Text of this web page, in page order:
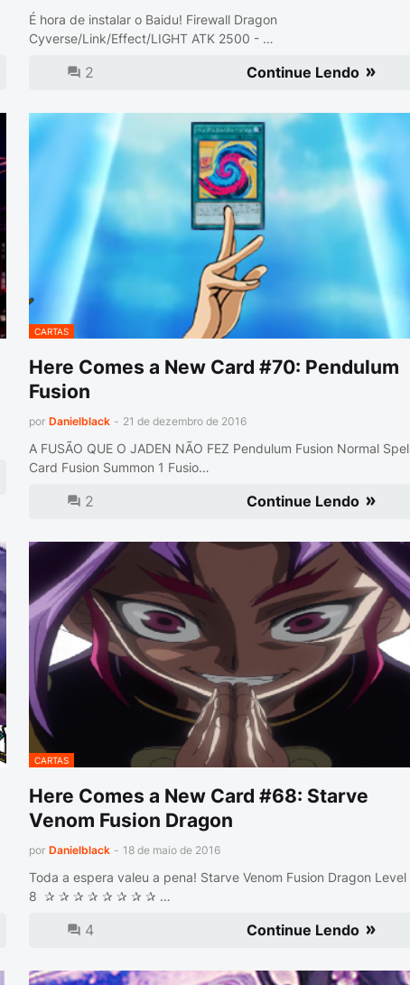
É hora de instalar o Baidu! Firewall Dragon
Cyverse/Link/Effect/LIGHT ATK 2500 - …
2 Continue Lendo
CARTAS
Here Comes a New Card #70: Pendulum
Fusion
por Danielblack - 21 de dezembro de 2016
A FUSÃO QUE O JADEN NÃO FEZ Pendulum Fusion Normal
Card Fusion Summon 1 Fusio…
2 Continue Lendo
CARTAS
Here Comes a New Card #68: Starve
Venom Fusion Dragon
por Danielblack - 18 de maio de 2016
Toda a espera valeu a pena! Starve Venom Fusion Dragon Level
8 ✰ ✰ ✰ ✰ ✰ ✰ ✰ ✰ …
4 Continue Lendo